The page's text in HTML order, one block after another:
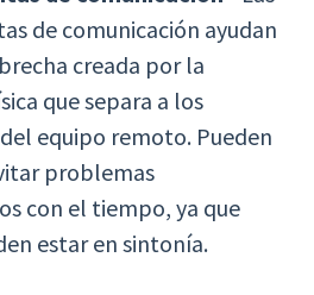
de comunicación ayudan
creada por la
que separa a los
equipo remoto. Pueden
problemas
con el tiempo, ya que
estar en sintonía.